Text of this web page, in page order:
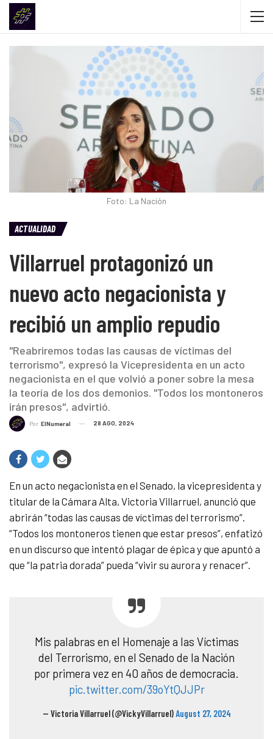
Foto: La Nación
ACTUALIDAD
Villarruel protagonizó un
nuevo acto negacionista y
recibió un amplio repudio
"Reabriremos todas las causas de víctimas del
terrorismo", expresó la Vicepresidenta en un acto
negacionista en el que volvió a poner sobre la mesa
la teoría de los dos demonios. "Todos los montoneros
irán presos", advirtió.
Por ElNumeral 28 AGO, 2024
En un acto negacionista en el Senado, la vicepresidenta y
titular de la Cámara Alta, Victoria Villarruel, anunció que
abrirán “todas las causas de víctimas del terrorismo”.
“Todos los montoneros tienen que estar presos”, enfatizó
en un discurso que intentó plagar de épica y que apuntó a
que “la patria dorada” pueda “vivir su aurora y renacer”.
Mis palabras en el Homenaje a las Víctimas
del Terrorismo, en el Senado de la Nación
por primera vez en 40 años de democracia.
pic.twitter.com/39oYtQJJPr
— Victoria Villarruel (@VickyVillarruel)August 27, 2024